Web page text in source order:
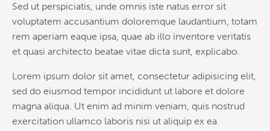
Sed ut perspiciatis, unde omnis iste natus error sit
voluptatem accusantium doloremque laudantium, totam
rem aperiam eaque ipsa, quae ab illo inventore veritatis
et quasi architecto beatae vitae dicta sunt, explicabo.
Lorem ipsum dolor sit amet, consectetur adipisicing elit,
sed do eiusmod tempor incididunt ut labore et dolore
magna aliqua. Ut enim ad minim veniam, quis nostrud
exercitation ullamco laboris nisi ut aliquip ex ea